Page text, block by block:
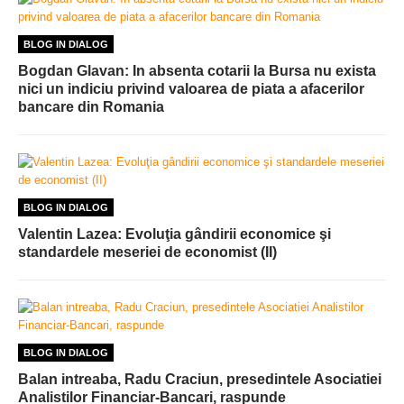
BLOG IN DIALOG
Bogdan Glavan: In absenta cotarii la Bursa nu exista
nici un indiciu privind valoarea de piata a afacerilor
bancare din Romania
BLOG IN DIALOG
Valentin Lazea: Evoluţia gândirii economice şi
standardele meseriei de economist (II)
BLOG IN DIALOG
Balan intreaba, Radu Craciun, presedintele Asociatiei
Analistilor Financiar-Bancari, raspunde